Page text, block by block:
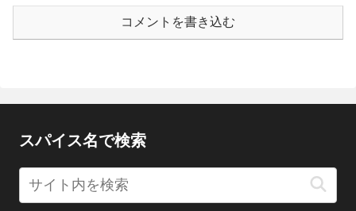
コメントを書き込む
スパイス名で検索